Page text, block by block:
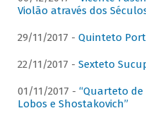
Violão através dos
29/11/2017 - Quinteto
22/11/2017 - Sexteto
01/11/2017 - “Quarteto de
Lobos e Shostakovich”